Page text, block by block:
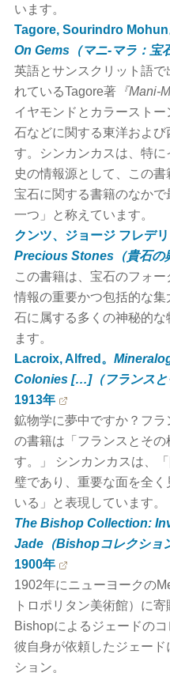
います。
Tagore, Sourindro Mohun
On Gems（マニ-マラ：宝
英語とサンスクリット語
れているTagore著 『Mani-
イヤモンドとカラースト
石などに関する東洋およ
す。シンカンカスは、特
史の情報源として、この
宝石に関する書籍のなか
一つ」と称えています。
クンツ、ジョージ フレデ
Precious Stones（貴石の
この書籍は、宝石のフォ
情報の重要かつ包括的な
石に属する多くの神秘的
ます。
Lacroix, Alfred。
Colonies […]（フランスと
1913年
鉱物学に夢中ですか？フ
の書籍は「フランスとそ
す。」 シンカンカスは、
璧であり、重要な面を全
いる」と表現しています。
The Bishop Collection:
Jade（Bishopコレクショ
1900年
1902年にニューヨークの
トロポリタン美術館）に
Bishopによるジェードの
彼自身が依頼したジェー
ション。